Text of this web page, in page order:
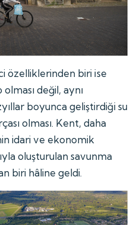
özelliklerinden biri ise
değil, aynı
boyunca geliştirdiği su
olması. Kent, daha
idari ve ekonomik
oluşturulan savunma
biri hâline geldi.